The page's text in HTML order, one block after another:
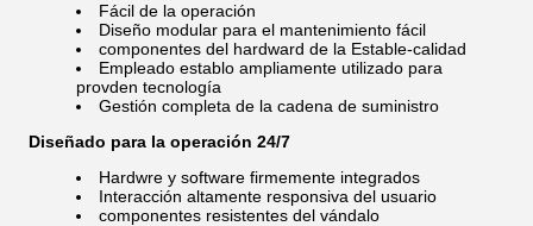
Fácil de la operación
Diseño modular para el mantenimiento fácil
componentes del hardward de la Estable-calidad
Empleado establo ampliamente utilizado para
provden tecnología
Gestión completa de la cadena de suministro
Diseñado para la operación 24/7
Hardwre y software firmemente integrados
Interacción altamente responsiva del usuario
componentes resistentes del vándalo